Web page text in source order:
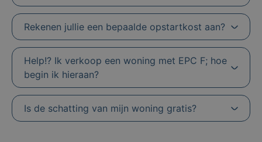
Rekenen jullie een bepaalde opstartkost aan?
Help!? Ik verkoop een woning met EPC F; hoe
begin ik hieraan?
Is de schatting van mijn woning gratis?